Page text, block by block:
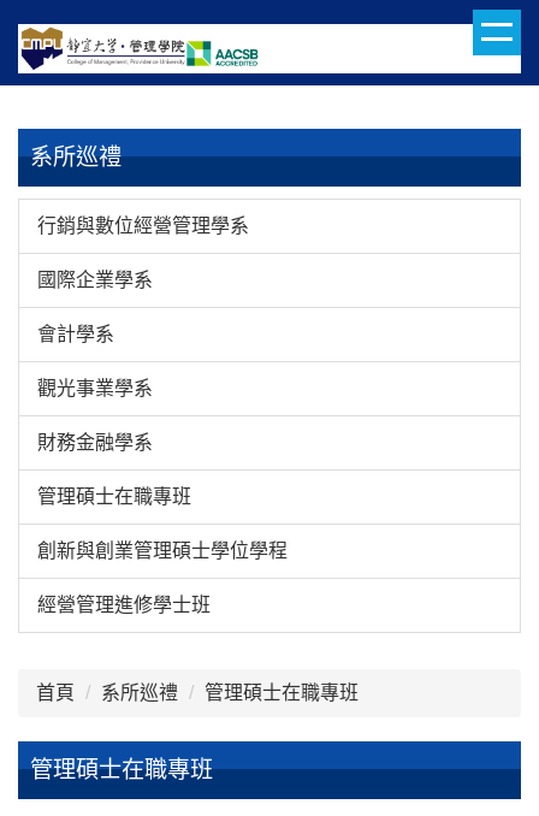
到
主
內
容
區
系所巡禮
行銷與數位經營管理學系
國際企業學系
會計學系
觀光事業學系
財務金融學系
管理碩士在職專班
創新與創業管理碩士學位學程
經營管理進修學士班
首頁 系所巡禮 管理碩士在職專班
管理碩士在職專班